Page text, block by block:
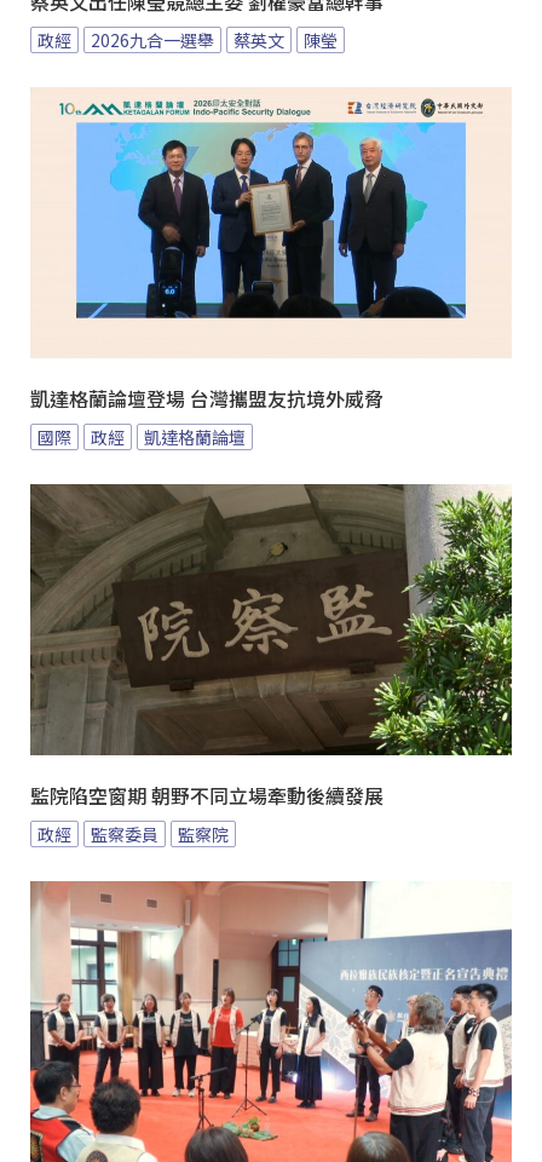
政經 2026九合一選舉 蔡英文 陳瑩
凱達格蘭論壇登場 台灣攜盟友抗境外威脅
國際 政經 凱達格蘭論壇
監院陷空窗期 朝野不同立場牽動後續發展
政經 監察委員 監察院